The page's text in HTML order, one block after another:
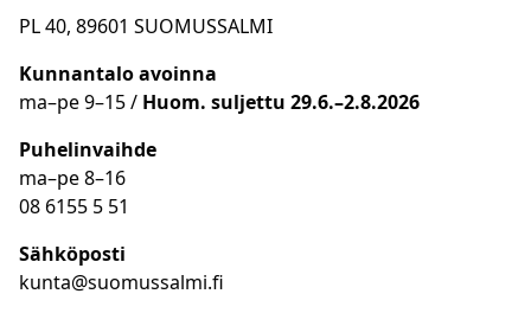
PL 40, 89601 SUOMUSSALMI
Kunnantalo avoinna
ma–pe 9–15 / Huom. suljettu 29.6.–2.8.2026
Puhelinvaihde
ma–pe 8–16
08 6155 5 51
Sähköposti
kunta@suomussalmi.fi